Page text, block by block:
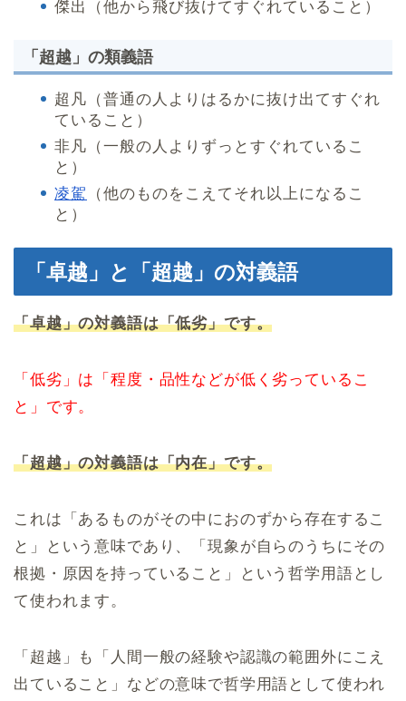
傑出（他から飛び抜けてすぐれていること）
「超越」の類義語
超凡（普通の人よりはるかに抜け出てすぐれ
ていること）
非凡（一般の人よりずっとすぐれているこ
と）
凌駕
（他のものをこえてそれ以上になるこ
と）
「卓越」と「超越」の対義語
「卓越」の対義語は「低劣」です。
「低劣」は「程度・品性などが低く劣っているこ
と」です。
「超越」の対義語は「内在」です。
これは「あるものがその中におのずから存在するこ
と」という意味であり、「現象が自らのうちにその
根拠・原因を持っていること」という哲学用語とし
て使われます。
「超越」も「人間一般の経験や認識の範囲外にこえ
出ていること」などの意味で哲学用語として使われ